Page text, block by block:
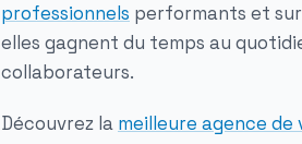
professionnels performants et
elles gagnent du temps au
collaborateurs.
Découvrez la meilleure agence de